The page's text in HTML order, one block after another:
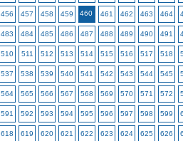
456 457 458 459 460 461 462 463 464
483 484 485 486 487 488 489 490 491
510 511 512 513 514 515 516 517 518
537 538 539 540 541 542 543 544 545
564 565 566 567 568 569 570 571 572
591 592 593 594 595 596 597 598 599
618 619 620 621 622 623 624 625 626